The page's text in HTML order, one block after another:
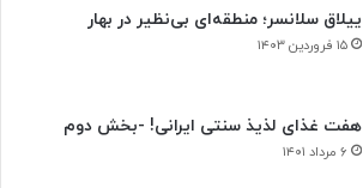
ییلاق سلانسر؛ منطقه‌ای بی‌نظیر در بهار
۱۵ فروردین ۱۴۰۳
هفت غذای لذیذ سنتی ایرانی! -بخش دوم
۶ مرداد ۱۴۰۱